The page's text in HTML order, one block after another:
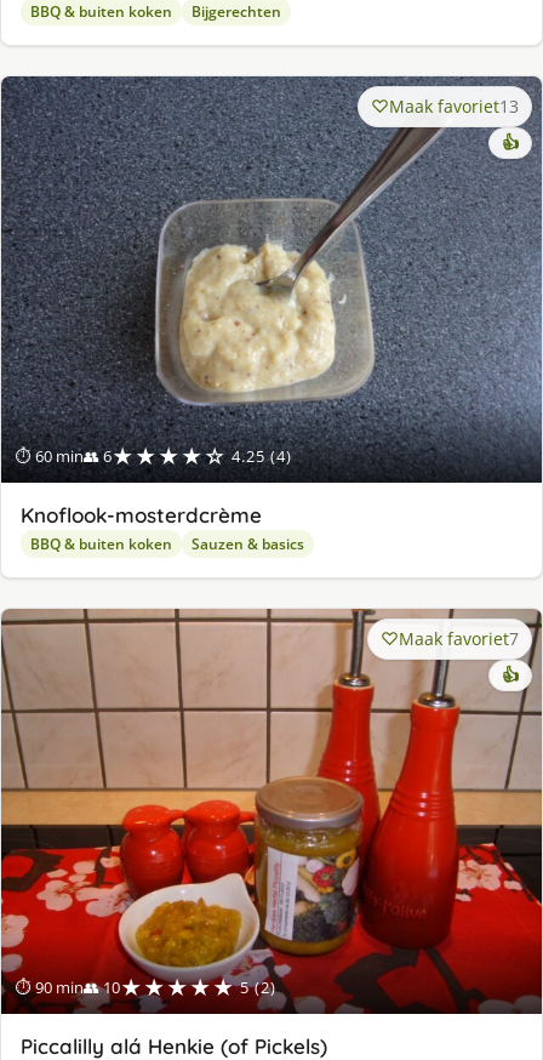
BBQ & buiten koken Bijgerechten
⏱ 60 min👥 6★★★★☆ 4.25 (4)
Maak favoriet13
👍
Knoflook-mosterdcrème
BBQ & buiten koken Sauzen & basics
⏱ 90 min👥 10★★★★★ 5 (2)
Maak favoriet7
👍
Piccalilly alá Henkie (of Pickels)